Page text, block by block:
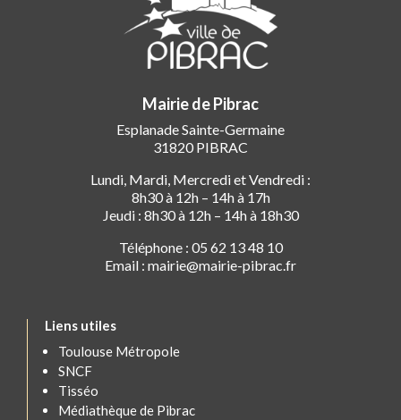
Mairie de Pibrac
Esplanade Sainte-Germaine
31820 PIBRAC
Lundi, Mardi, Mercredi et Vendredi :
8h30 à 12h – 14h à 17h
Jeudi : 8h30 à 12h – 14h à 18h30
Téléphone : 05 62 13 48 10
Email : mairie@mairie-pibrac.fr
Liens utiles
Toulouse Métropole
SNCF
Tisséo
Médiathèque de Pibrac